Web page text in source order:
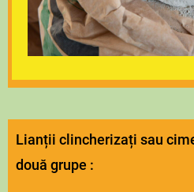
Lianții clincherizați sau
două grupe :